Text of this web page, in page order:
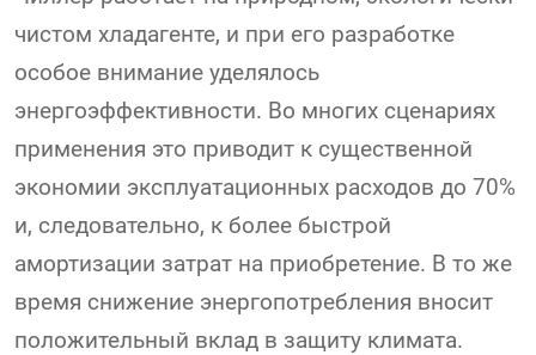
чистом хладагенте, и при его разработке
особое внимание уделялось
энергоэффективности. Во многих сценариях
применения это приводит к существенной
экономии эксплуатационных расходов до 70%
и, следовательно, к более быстрой
амортизации затрат на приобретение. В то же
время снижение энергопотребления вносит
положительный вклад в защиту климата.